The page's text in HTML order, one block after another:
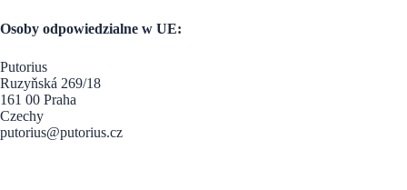
Osoby odpowiedzialne w UE:
Putorius
Ruzyňská 269/18
161 00 Praha
Czechy
putorius@putorius.cz